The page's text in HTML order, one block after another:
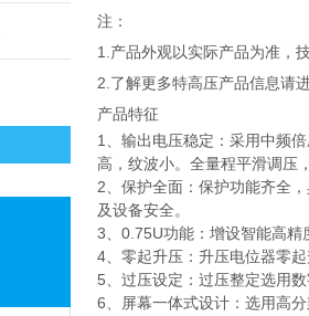
注：
1.产品外观以实际产品为准，
2.了解更多特高压产品信息请
产品特征
1、输出电压稳定：采用中频
高，纹波小。全量程平滑调压
2、保护全面：保护功能齐全
及设备安全。
3、0.75U功能：增设智能高
4、零起升压：升压电位器零
5、过压设定：过压整定选用
6、屏幕一体式设计：选用高